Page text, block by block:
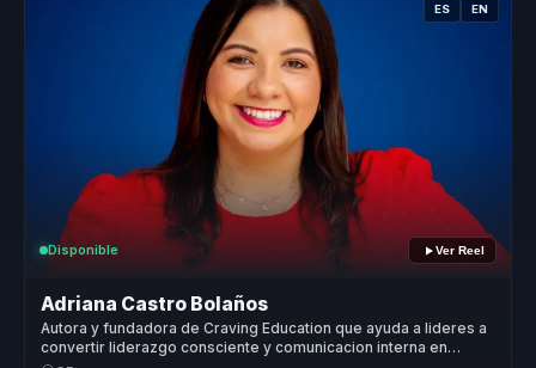
ES EN
Disponible Ver Reel
Adriana Castro Bolaños
Autora y fundadora de Craving Education que ayuda a lideres a
convertir liderazgo consciente y comunicacion interna en